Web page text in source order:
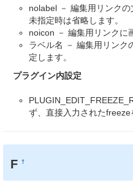
nolabel － 編集用リンクの
未指定時は省略します。
noicon － 編集用リンクに
ラベル名 － 編集用リンク
定します。
プラグイン内設定
ず、直接入力されたfreeze
F†